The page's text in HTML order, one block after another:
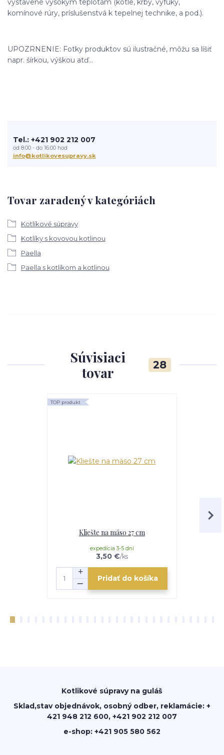
vystavené vysokým teplotám (kotle, krby, výfuky,
komínové rúry, príslušenstvá k tepelnej technike, a pod.).
UPOZRNENIE: Fotky produktov sú ilustračné, môžu sa líšiť
napr. šírkou, výškou atď...
Tovar zaradený v kategóriách
Kotlíkové súpravy
Kotlíky s kovovou kotlinou
Paella
Paella s kotlíkom a kotlinou
Tel.: +421 902 212 007
od 8:00 - do 16:00 hod
info@kotlikovesupravy.sk
Súvisiaci
tovar
28
TOP produkt
Kliešte na mäso 27 cm
3,50 €/ks
expedícia 3-5 dní
Pridať do košíka
Kotlikové súpravy na guláš
Sklad,stav objednávok, osobný odber, reklamácie: +
421 948 212 600, +421 902 212 007
e-shop: +421 905 580 562